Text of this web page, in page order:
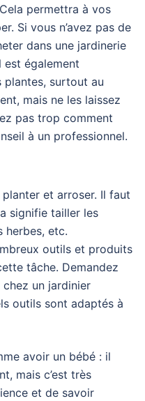
permettra à vos
Si vous n’avez pas de
dans une jardinerie
est également
surtout au
mais ne les laissez
pas trop comment
à un professionnel.
planter et arroser. Il faut
signifie tailler les
herbes, etc.
outils et produits
tâche. Demandez
un jardinier
outils sont adaptés à
avoir un bébé : il
mais c’est très
et de savoir